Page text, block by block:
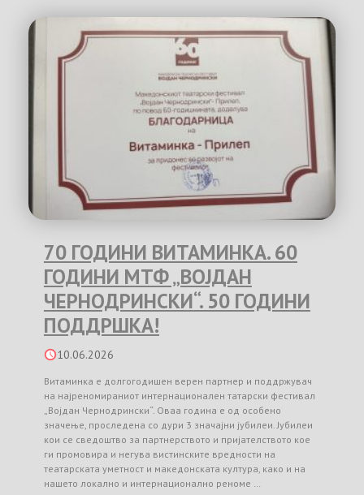
70 ГОДИНИ ВИТАМИНКА. 60
ГОДИНИ МТФ „ВОЈДАН
ЧЕРНОДРИНСКИ“. 50 ГОДИНИ
ПОДДРШКА!
10.06.2026
Витаминка е долгогодишен верен партнер и поддржувач
на најреномираниот интернационален татарски фестивал
„Војдан Чернодрински“. Оваа година е од особено
значење, проследена со дури 3 значајни јубилеи. Јубилеи
кои се сведоштво за партнерството и пријателството кое
ги промовира и негува вистинските вредности на
театарската уметност и македонската култура, како и на
нашето локално и интернационално реноме …